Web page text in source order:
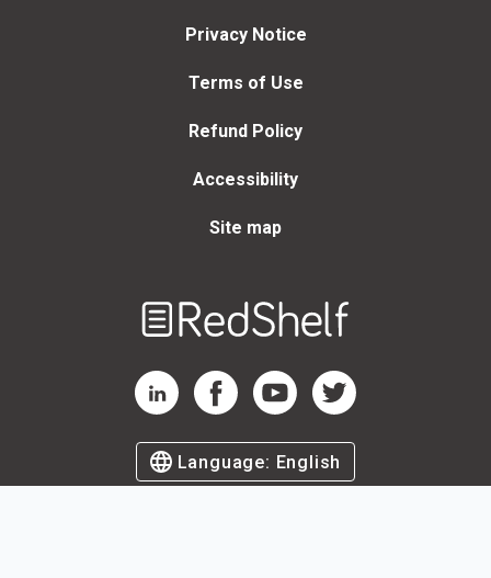
Privacy Notice
Terms of Use
Refund Policy
Accessibility
Site map
RedShelf LinkedIn Page
RedShelf Facebook Page
RedShelf YouTube Page
RedShelf Twitter Page
Language: English